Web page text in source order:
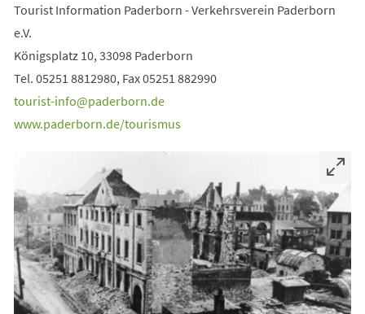
Tourist Information Paderborn - Verkehrsverein Paderborn
e.V.
Königsplatz 10, 33098 Paderborn
Tel. 05251 8812980, Fax 05251 882990
tourist-info
paderborn de
www.paderborn.de/tourismus